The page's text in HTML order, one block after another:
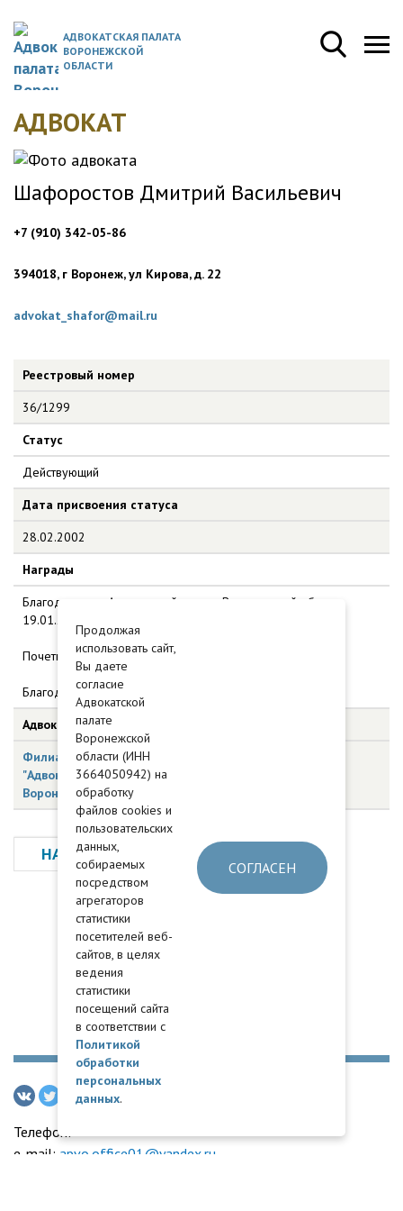
АДВОКАТСКАЯ ПАЛАТА
ВОРОНЕЖСКОЙ
ОБЛАСТИ
АДВОКАТ
Шафоростов Дмитрий Васильевич
+7 (910) 342-05-86
394018, г Воронеж, ул Кирова, д. 22
advokat_shafor@mail.ru
Реестровый номер
36/1299
Статус
Действующий
Дата присвоения статуса
28.02.2002
Награды
Благодарность Адвокатской палаты Воронежской области,
19.01.2017
Почетная грамота АПВО, 08.12.2022
Благодарственное письмо ФПА РФ, 17.02.2026
Адвокатское образование
Филиал Воронежской областной коллегии адвокатов
"Адвокатская консультация Ленинского района №1 г.
Воронежа"
НАЗАД
Продолжая
использовать сайт,
Вы даете
согласие
Адвокатской
палате
Воронежской
области (ИНН
3664050942) на
обработку
файлов cookies и
пользовательских
данных,
собираемых
посредством
агрегаторов
статистики
посетителей веб-
сайтов, в целях
ведения
статистики
посещений сайта
в соответствии с
Политикой
обработки
персональных
данных.
СОГЛАСЕН
Телефон:
e-mail: apvo.office01@yandex.ru